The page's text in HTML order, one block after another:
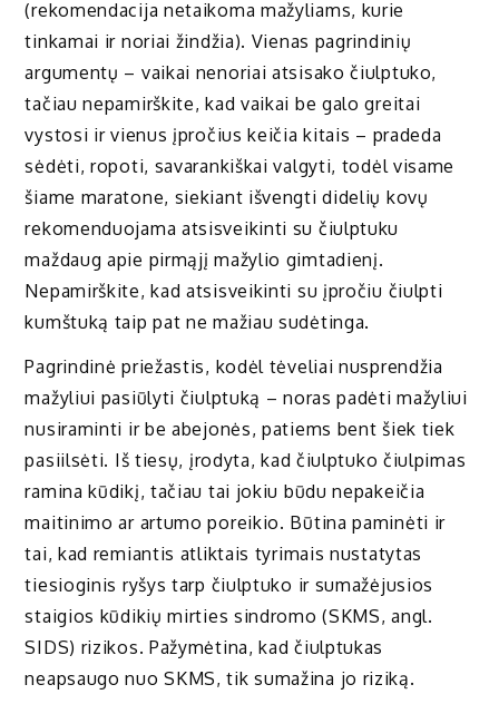
(rekomendacija netaikoma mažyliams, kurie
tinkamai ir noriai žindžia). Vienas pagrindinių
argumentų – vaikai nenoriai atsisako čiulptuko,
tačiau nepamirškite, kad vaikai be galo greitai
vystosi ir vienus įpročius keičia kitais – pradeda
sėdėti, ropoti, savarankiškai valgyti, todėl visame
šiame maratone, siekiant išvengti didelių kovų
rekomenduojama atsisveikinti su čiulptuku
maždaug apie pirmąjį mažylio gimtadienį.
Nepamirškite, kad atsisveikinti su įpročiu čiulpti
kumštuką taip pat ne mažiau sudėtinga.
Pagrindinė priežastis, kodėl tėveliai nusprendžia
mažyliui pasiūlyti čiulptuką – noras padėti mažyliui
nusiraminti ir be abejonės, patiems bent šiek tiek
pasiilsėti. Iš tiesų, įrodyta, kad čiulptuko čiulpimas
ramina kūdikį, tačiau tai jokiu būdu nepakeičia
maitinimo ar artumo poreikio. Būtina paminėti ir
tai, kad remiantis atliktais tyrimais nustatytas
tiesioginis ryšys tarp čiulptuko ir sumažėjusios
staigios kūdikių mirties sindromo (SKMS, angl.
SIDS) rizikos. Pažymėtina, kad čiulptukas
neapsaugo nuo SKMS, tik sumažina jo riziką.